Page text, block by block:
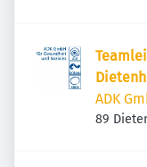
ADK
89